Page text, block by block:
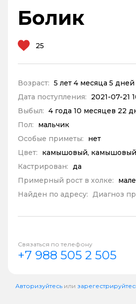
Болик
25
Возраст: 5 лет 4 месяца 5 дней
Дата поступления:
2021-07-21
Выбыл: 4 года 10 месяцев 22
Пол:
мальчик
Особые приметы:
нет
Цвет:
камышовый,
Кастрирован: да
Примерный рост в холке:
Найден по адресу: Диагноз
Связаться по телефону
+7 988 505 2 505
Авторизуйтесь или